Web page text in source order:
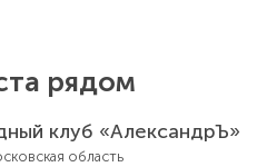
рядом
клуб «АлександрЪ»
область